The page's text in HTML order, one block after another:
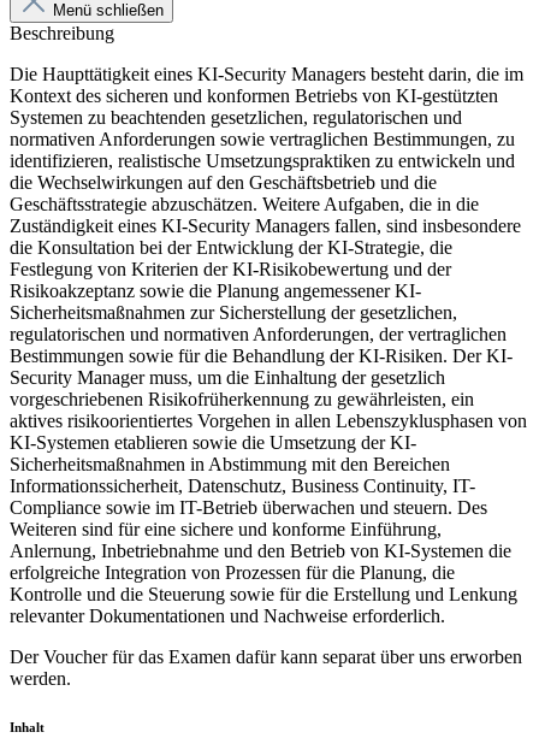
Menü schließen
Beschreibung
Die Haupttätigkeit eines KI-Security Managers besteht darin, die im
Kontext des sicheren und konformen Betriebs von KI-gestützten
Systemen zu beachtenden gesetzlichen, regulatorischen und
normativen Anforderungen sowie vertraglichen Bestimmungen, zu
identifizieren, realistische Umsetzungspraktiken zu entwickeln und
die Wechselwirkungen auf den Geschäftsbetrieb und die
Geschäftsstrategie abzuschätzen. Weitere Aufgaben, die in die
Zuständigkeit eines KI-Security Managers fallen, sind insbesondere
die Konsultation bei der Entwicklung der KI-Strategie, die
Festlegung von Kriterien der KI-Risikobewertung und der
Risikoakzeptanz sowie die Planung angemessener KI-
Sicherheitsmaßnahmen zur Sicherstellung der gesetzlichen,
regulatorischen und normativen Anforderungen, der vertraglichen
Bestimmungen sowie für die Behandlung der KI-Risiken. Der KI-
Security Manager muss, um die Einhaltung der gesetzlich
vorgeschriebenen Risikofrüherkennung zu gewährleisten, ein
aktives risikoorientiertes Vorgehen in allen Lebenszyklusphasen von
KI-Systemen etablieren sowie die Umsetzung der KI-
Sicherheitsmaßnahmen in Abstimmung mit den Bereichen
Informationssicherheit, Datenschutz, Business Continuity, IT-
Compliance sowie im IT-Betrieb überwachen und steuern. Des
Weiteren sind für eine sichere und konforme Einführung,
Anlernung, Inbetriebnahme und den Betrieb von KI-Systemen die
erfolgreiche Integration von Prozessen für die Planung, die
Kontrolle und die Steuerung sowie für die Erstellung und Lenkung
relevanter Dokumentationen und Nachweise erforderlich.
Der Voucher für das Examen dafür kann separat über uns erworben
werden.
Inhalt